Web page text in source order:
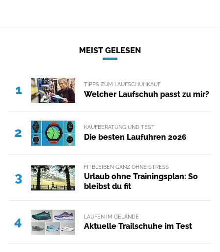
MEIST GELESEN
1 TIPPS ZUM LAUFSCHUHKAUF
Welcher Laufschuh passt zu mir?
2 KAUFBERATUNG UND TEST
Die besten Laufuhren 2026
3
FITBLEIBEN GANZ OHNE STRESS
Urlaub ohne Trainingsplan: So
bleibst du fit
4 LAUFEN IM GELÄNDE
Aktuelle Trailschuhe im Test